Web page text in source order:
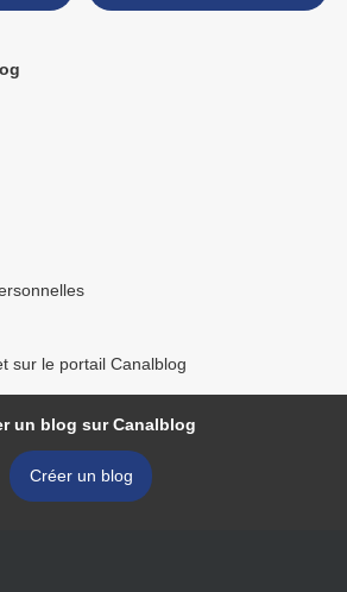
sur le portail Canalblog
un blog sur Canalblog
Créer un blog